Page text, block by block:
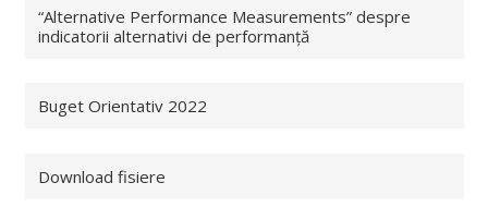
“Alternative Performance Measurements” despre
indicatorii alternativi de performanță
Buget Orientativ 2022
Download fisiere